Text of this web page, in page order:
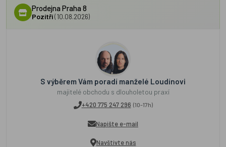
Prodejna Praha 8
Pozítří(10.08.2026)
S výběrem Vám poradí manželé Loudínovi
majitelé obchodu s dlouholetou praxí
+420 775 247 296 (10-17h)
Napište e-mail
Navštivte nás